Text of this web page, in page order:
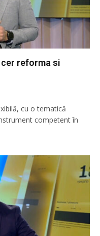
reforma si
cu o tematică
competent în